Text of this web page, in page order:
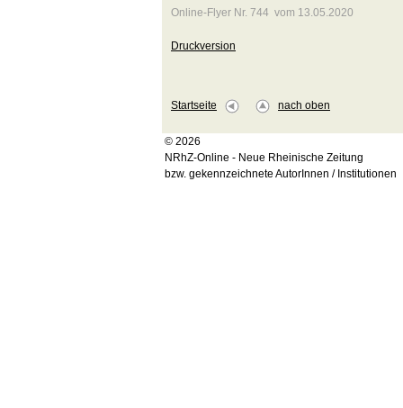
Online-Flyer Nr. 744 vom 13.05.2020
Druckversion
Startseite nach oben
© 2026
NRhZ-Online - Neue Rheinische Zeitung
bzw. gekennzeichnete AutorInnen / Institutionen